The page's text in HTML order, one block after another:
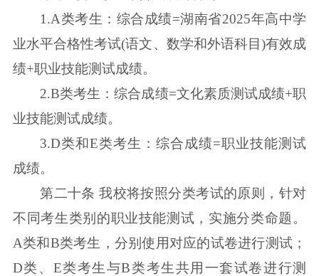
1.A类考生：综合成绩=湖南省2025年高中学
业水平合格性考试(语文、数学和外语科目)有效成
绩+职业技能测试成绩。
2.B类考生：综合成绩=文化素质测试成绩+职
业技能测试成绩。
3.D类和E类考生：综合成绩=职业技能测试
成绩。
第二十条 我校将按照分类考试的原则，针对
不同考生类别的职业技能测试，实施分类命题。
A类和B类考生，分别使用对应的试卷进行测试；
D类、E类考生与B类考生共用一套试卷进行测